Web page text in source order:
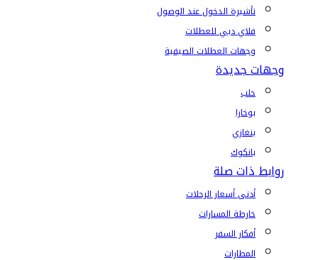
تأشيرة الدخول عند الوصول
فلاي دبي للعطلات
وجهات العطلات الصيفية
وجهات جديدة
حلب
بوخارا
بنغازي
بانكوك
روابط ذات صلة
أدنى أسعار الرحلات
خارطة المسارات
أفكار السفر
المطارات